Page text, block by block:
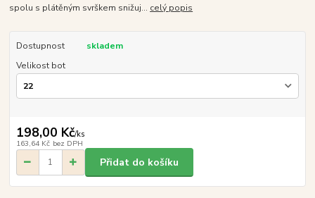
spolu s plátěným svrškem snižuj... celý popis
Dostupnost
skladem
Velikost bot
198,00 Kč/ks
163,64 Kč bez DPH
Přidat do košíku